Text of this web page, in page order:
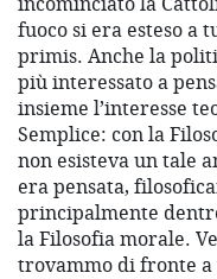
fuoco si era esteso a
primis. Anche la
più interessato a
insieme l’interesse
Semplice: con la
non esisteva un tale
era pensata,
principalmente
la Filosofia morale.
trovammo di fronte